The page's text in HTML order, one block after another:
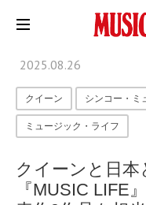
2025.08.26
クイーン シンコー・ミ
ミュージック・ライフ
クイーンと日本
『MUSIC LIFE